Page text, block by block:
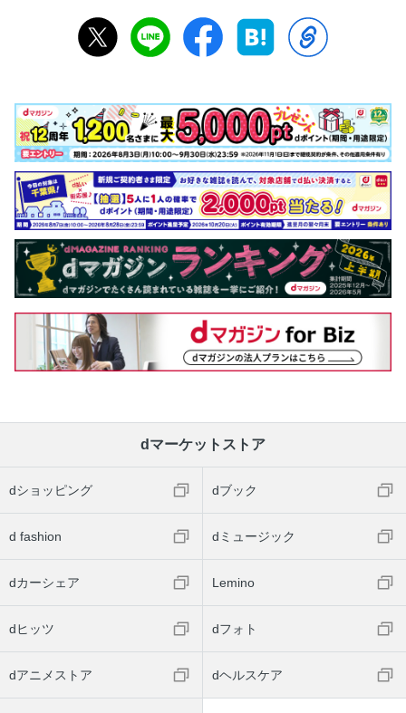
dマーケットストア
dショッピング dブック
d fashion dミュージック
dカーシェア Lemino
dヒッツ dフォト
dアニメストア dヘルスケア